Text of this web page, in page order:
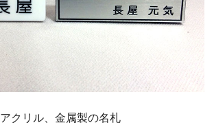
アクリル、金属製の名札